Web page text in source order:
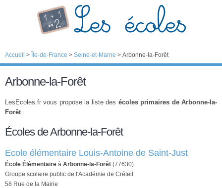
Accueil > Île-de-France > Seine-et-Marne > Arbonne-la-Forêt
Arbonne-la-Forêt
LesEcoles.fr vous propose la liste des écoles primaires de Arbonne-la-
Forêt.
Écoles de Arbonne-la-Forêt
Ecole élémentaire Louis-Antoine de Saint-Just
École Élémentaire à Arbonne-la-Forêt (77630)
Groupe scolaire public de l'Académie de Créteil
58 Rue de la Mairie